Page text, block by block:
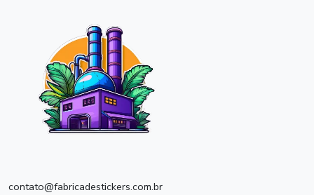
contato@fabricadestickers.com.br